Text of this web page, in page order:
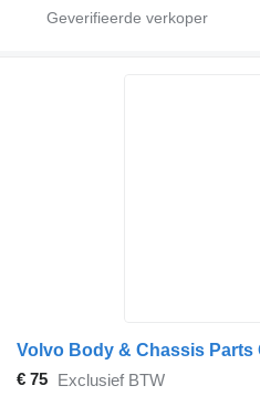
€ 75 Exclusief BTW